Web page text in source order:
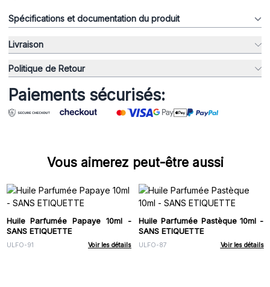
Spécifications et documentation du produit
Livraison
Politique de Retour
Paiements sécurisés:
Vous aimerez peut-être aussi
Huile Parfumée Papaye 10ml -
SANS ETIQUETTE
ULFO-91 Voir les détails
Huile Parfumée Pastèque 10ml -
SANS ETIQUETTE
ULFO-87 Voir les détails